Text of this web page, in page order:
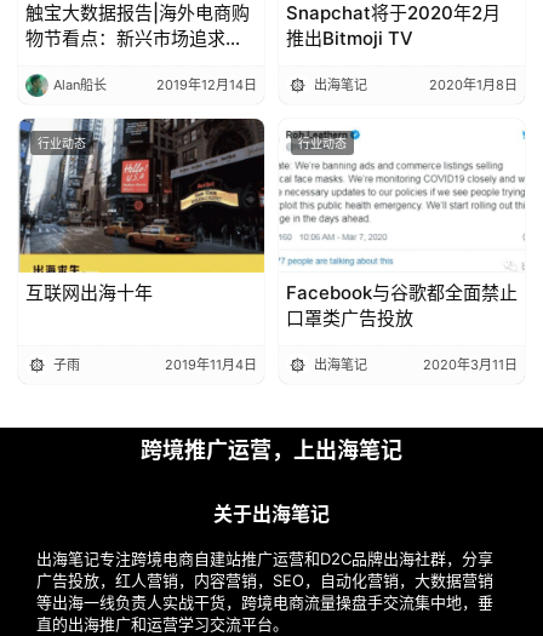
触宝大数据报告|海外电商购
物节看点：新兴市场追求时
Alan船长 2019年12月14日
Snapchat将于2020年2月
推出Bitmoji TV
出海笔记 2020年1月8日
行业动态
互联网出海十年
子雨 2019年11月4日
行业动态
Facebook与谷歌都全面禁止
口罩类广告投放
出海笔记 2020年3月11日
跨境推广运营，上出海笔记
关于出海笔记
出海笔记专注跨境电商自建站推广运营和D2C品牌出海社群，分享
广告投放，红人营销，内容营销，SEO，自动化营销，大数据营销
等出海一线负责人实战干货，跨境电商流量操盘手交流集中地，垂
直的出海推广和运营学习交流平台。